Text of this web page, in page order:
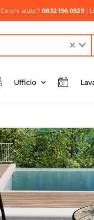
Cerchi aiuto?0832 156 0529|
Ufficio